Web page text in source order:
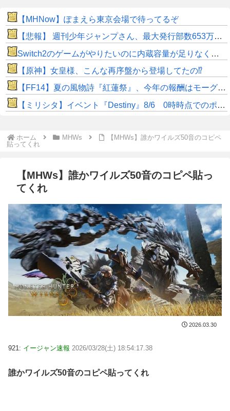
【MHNow】ぽまえら東京会場で待ってるぞ
【悲報】 週刊少年ジャンプさん、最大発行部数653万部から急降下でついに100万部を割ってしまうwwwwww
Switch2のゲームがやりたいのに内蔵容量が足りなくてゲームができない
【原神】女皇様、こんな再序盤から登場してたの⁉
【FF14】夏の風物詩『紅蓮祭』、今年の報酬はモーグリ特大マウント！ヒカセン達の評価はいかに？「水着や浴衣などのかわいいオシャレ装備が良かった」との声も
【ミリシタ】イベント『Destiny』8/6 0時時点でのポイント、ハイスコアのボーダー
ホーム MHWs
【MHWs】誰かワイルズ50音のコピペ
貼ってくれ
【MHWs】誰かワイルズ50音のコピペ貼っ
てくれ
2026.03.30
921: イージャン速報 2026/03/28(土) 18:54:17.38
誰かワイルズ50音のコピペ貼ってくれ